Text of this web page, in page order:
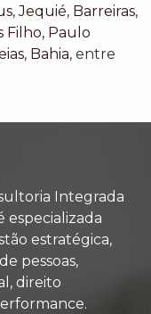
,Jequié, Barreiras,
Filho, Paulo
, Bahia, entre
Integrada
especializada
estratégica,
pessoas,
direito